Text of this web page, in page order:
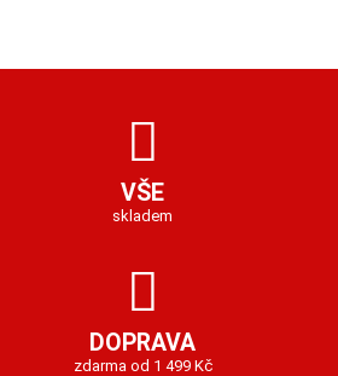
VŠE
skladem
DOPRAVA
zdarma od 1 499 Kč